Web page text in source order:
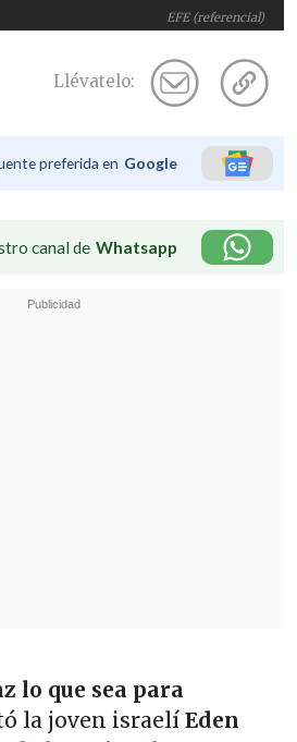
EFE (referencial)
Llévatelo:
preferida en Google
canal de Whatsapp
lo que sea para
la joven israelí Eden